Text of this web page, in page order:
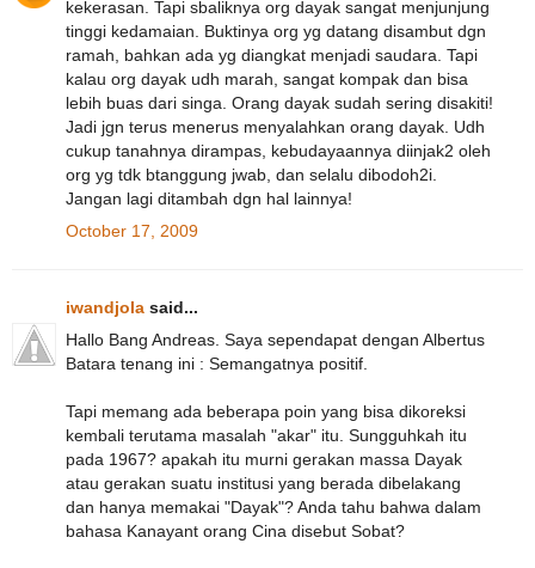
kekerasan. Tapi sbaliknya org dayak sangat menjunjung
tinggi kedamaian. Buktinya org yg datang disambut dgn
ramah, bahkan ada yg diangkat menjadi saudara. Tapi
kalau org dayak udh marah, sangat kompak dan bisa
lebih buas dari singa. Orang dayak sudah sering disakiti!
Jadi jgn terus menerus menyalahkan orang dayak. Udh
cukup tanahnya dirampas, kebudayaannya diinjak2 oleh
org yg tdk btanggung jwab, dan selalu dibodoh2i.
Jangan lagi ditambah dgn hal lainnya!
October 17, 2009
iwandjola said...
Hallo Bang Andreas. Saya sependapat dengan Albertus
Batara tenang ini : Semangatnya positif.
Tapi memang ada beberapa poin yang bisa dikoreksi
kembali terutama masalah "akar" itu. Sungguhkah itu
pada 1967? apakah itu murni gerakan massa Dayak
atau gerakan suatu institusi yang berada dibelakang
dan hanya memakai "Dayak"? Anda tahu bahwa dalam
bahasa Kanayant orang Cina disebut Sobat?